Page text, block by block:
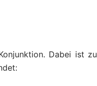
Dabei ist zu